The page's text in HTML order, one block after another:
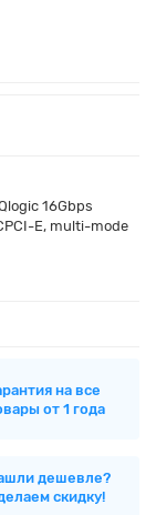
16Gbps
E, multi-mode
на все
от 1 года
дешевле?
скидку!